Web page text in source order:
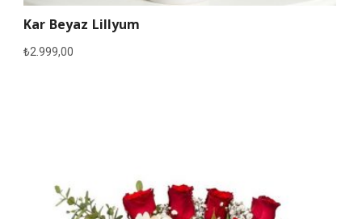
Kar Beyaz Lillyum
₺2.999,00